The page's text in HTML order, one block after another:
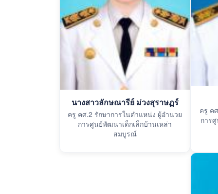
นางสาวลักษณารีย์ ม่วงสุราษฏร์
ครู คศ.2 รักษาการในตำแหน่ง ผู้อำนวย
การศูนย์พัฒนาเด็กเล็กบ้านเหล่า
สมบูรณ์
ครู ค
การ